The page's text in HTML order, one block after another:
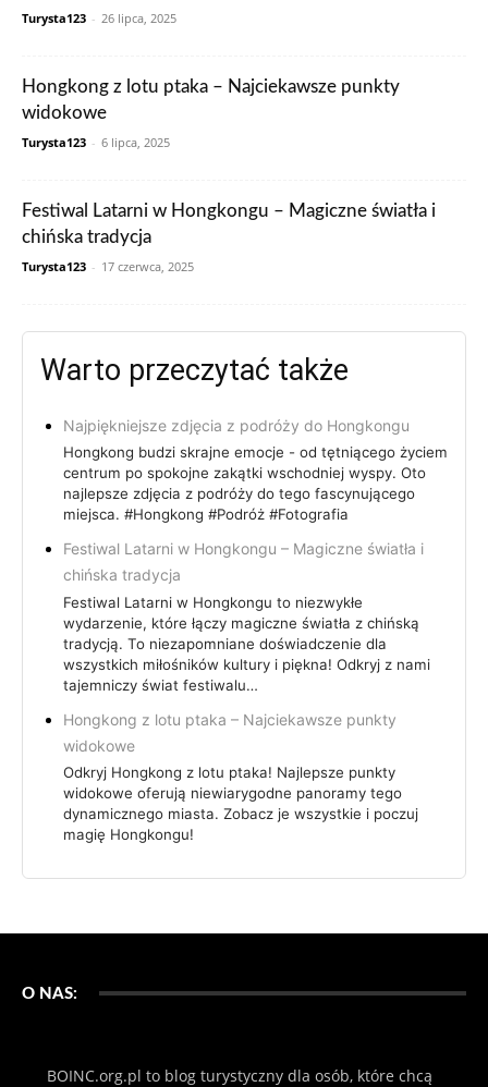
Turysta123 - 26 lipca, 2025
Hongkong z lotu ptaka – Najciekawsze punkty
widokowe
Turysta123 - 6 lipca, 2025
Festiwal Latarni w Hongkongu – Magiczne światła i
chińska tradycja
Turysta123 - 17 czerwca, 2025
Warto przeczytać także
Najpiękniejsze zdjęcia z podróży do Hongkongu
Hongkong budzi skrajne emocje - od tętniącego życiem
centrum po spokojne zakątki wschodniej wyspy. Oto
najlepsze zdjęcia z podróży do tego fascynującego
miejsca. #Hongkong #Podróż #Fotografia
Festiwal Latarni w Hongkongu – Magiczne światła i
chińska tradycja
Festiwal Latarni w Hongkongu to niezwykłe
wydarzenie, które łączy magiczne światła z chińską
tradycją. To niezapomniane doświadczenie dla
wszystkich miłośników kultury i piękna! Odkryj z nami
tajemniczy świat festiwalu…
Hongkong z lotu ptaka – Najciekawsze punkty
widokowe
Odkryj Hongkong z lotu ptaka! Najlepsze punkty
widokowe oferują niewiarygodne panoramy tego
dynamicznego miasta. Zobacz je wszystkie i poczuj
magię Hongkongu!
O NAS:
BOINC.org.pl to blog turystyczny dla osób, które chcą